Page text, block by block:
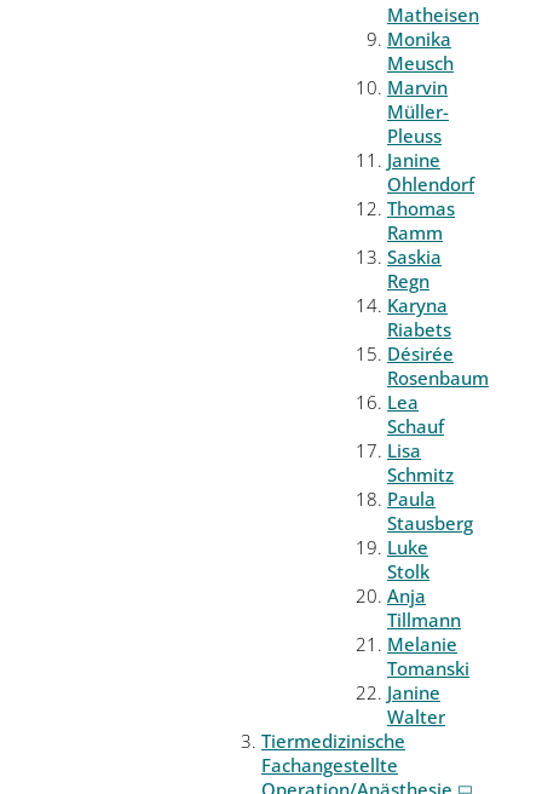
Matheisen
Monika
Meusch
Marvin
Müller-
Pleuss
Janine
Ohlendorf
Thomas
Ramm
Saskia
Regn
Karyna
Riabets
Désirée
Rosenbaum
Lea
Schauf
Lisa
Schmitz
Paula
Stausberg
Luke
Stolk
Anja
Tillmann
Melanie
Tomanski
Janine
Walter
Tiermedizinische
Fachangestellte
Operation/Anästhesie